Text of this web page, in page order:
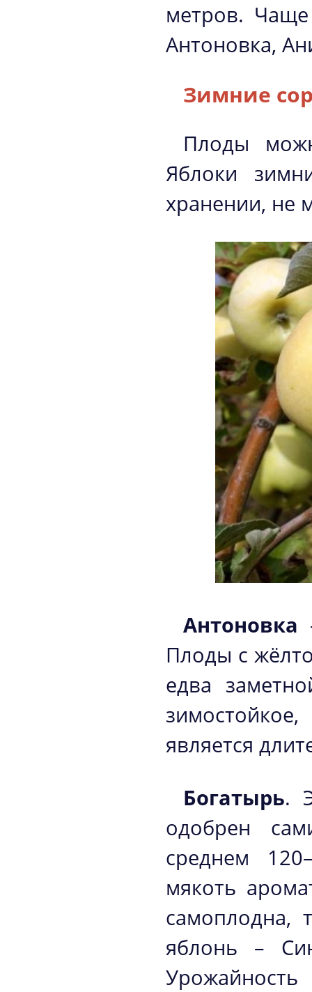
метров.
Антоновка,
Зимние
Плоды
Яблоки
хранении, не
Антоновка
Плоды с
едва
является
Богатырь.
одобрен
среднем
мякоть
самоплодна,
яблонь –